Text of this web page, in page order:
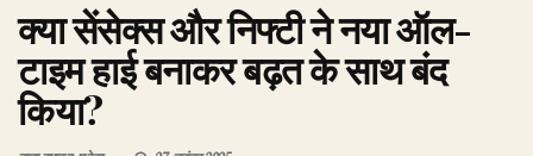
क्या सेंसेक्स और निफ्टी ने नया ऑल-
टाइम हाई बनाकर बढ़त के साथ बंद
किया?